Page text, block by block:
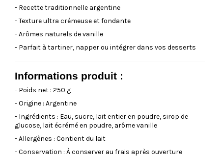
- Recette traditionnelle argentine
- Texture ultra crémeuse et fondante
- Arômes naturels de vanille
- Parfait à tartiner, napper ou intégrer dans vos desserts
Informations produit :
- Poids net : 250 g
- Origine : Argentine
- Ingrédients : Eau, sucre, lait entier en poudre, sirop de
glucose, lait écrémé en poudre, arôme vanille
- Allergènes : Contient du lait
- Conservation : À conserver au frais après ouverture